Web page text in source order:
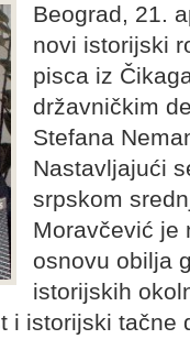
Beograd, 21.
novi istorijski
pisca iz
državničkim
Stefana
Nastavljajući
srpskom
Moravčević je
osnovu obilja
istorijskih
i istorijski tačne